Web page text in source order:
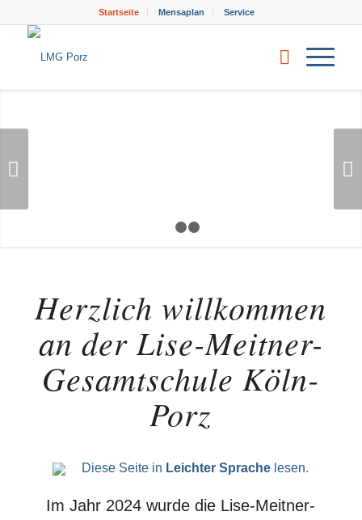
Startseite Mensaplan Service
Herzlich willkommen
an der Lise-Meitner-
Gesamtschule Köln-
Porz
Diese Seite in Leichter Sprache lesen.
Im Jahr 2024 wurde die Lise-Meitner-